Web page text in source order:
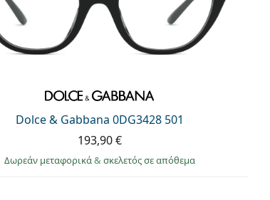
Dolce & Gabbana 0DG3428 501
193,90 €
Δωρεάν μεταφορικά& σκελετός σε απόθεμα